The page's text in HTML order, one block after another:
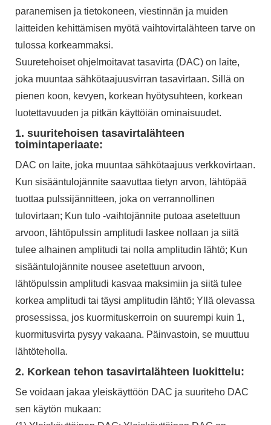
paranemisen ja tietokoneen, viestinnän ja muiden
laitteiden kehittämisen myötä vaihtovirtalähteen tarve on
tulossa korkeammaksi.
Suuretehoiset ohjelmoitavat tasavirta (DAC) on laite,
joka muuntaa sähkötaajuusvirran tasavirtaan. Sillä on
pienen koon, kevyen, korkean hyötysuhteen, korkean
luotettavuuden ja pitkän käyttöiän ominaisuudet.
1. suuritehoisen tasavirtalähteen
toimintaperiaate:
DAC on laite, joka muuntaa sähkötaajuus verkkovirtaan.
Kun sisääntulojännite saavuttaa tietyn arvon, lähtöpää
tuottaa pulssijännitteen, joka on verrannollinen
tulovirtaan; Kun tulo -vaihtojännite putoaa asetettuun
arvoon, lähtöpulssin amplitudi laskee nollaan ja siitä
tulee alhainen amplitudi tai nolla amplitudin lähtö; Kun
sisääntulojännite nousee asetettuun arvoon,
lähtöpulssin amplitudi kasvaa maksimiin ja siitä tulee
korkea amplitudi tai täysi amplitudin lähtö; Yllä olevassa
prosessissa, jos kuormituskerroin on suurempi kuin 1,
kuormitusvirta pysyy vakaana. Päinvastoin, se muuttuu
lähtöteholla.
2. Korkean tehon tasavirtalähteen luokittelu:
Se voidaan jakaa yleiskäyttöön DAC ja suuriteho DAC
sen käytön mukaan: